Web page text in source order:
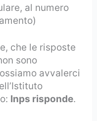
al numero
che le risposte
sono
avvalerci
Inps risponde.